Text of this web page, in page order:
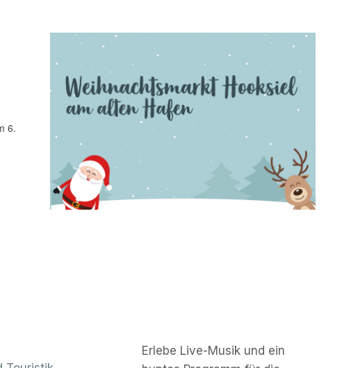
6.
Erlebe Live-Musik und ein